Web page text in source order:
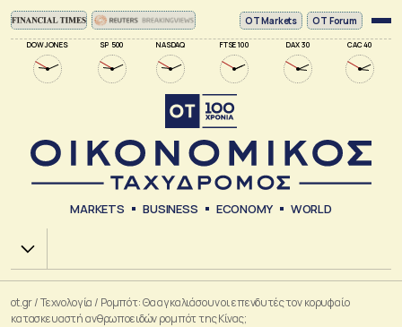
DOW JONES SP 500 NASDAQ FTSE 100 DAX 30 CAC 40
ΟΤ Markets OT Forum
MARKETS BUSINESS ECONOMY WORLD
Χ.Α.
ot.gr/Τεχνολογία / Ρομπότ: Θα αγκαλιάσουν οι επενδυτές τον κορυφαίο
κατασκευαστή ανθρωποειδών ρομπότ της Κίνας;